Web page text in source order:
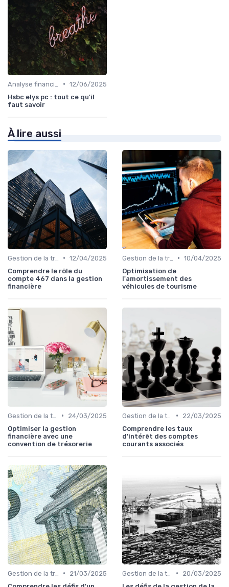
• 12/06/2025
Hsbc elys pc : tout ce qu'il
faut savoir
À lire aussi
• 12/04/2025
Comprendre le rôle du
compte 467 dans la gestion
financière
• 10/04/2025
Optimisation de
l'amortissement des
véhicules de tourisme
•
24/03/2025
Optimiser la gestion
financière avec une
convention de trésorerie
•
22/03/2025
Comprendre les taux
d'intérêt des comptes
courants associés
•
21/03/2025
•
20/03/2025